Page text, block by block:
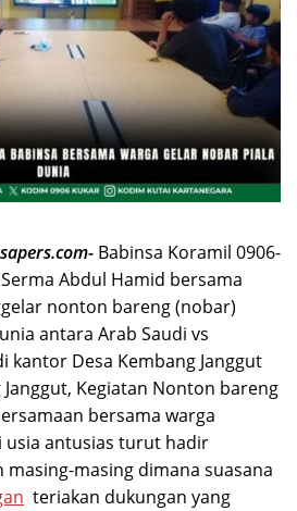
Babinsa Koramil 0906-
Abdul Hamid bersama
nonton bareng (nobar)
antara Arab Saudi vs
kantor Desa Kembang Janggut
Kegiatan Nonton bareng
bersama warga
usia antusias turut hadir
masing dimana suasana
teriakan dukungan yang